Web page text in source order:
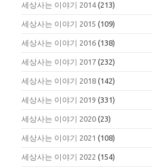
세상사는 이야기 2014 (213)
세상사는 이야기 2015 (109)
세상사는 이야기 2016 (138)
세상사는 이야기 2017 (232)
세상사는 이야기 2018 (142)
세상사는 이야기 2019 (331)
세상사는 이야기 2020 (23)
세상사는 이야기 2021 (108)
세상사는 이야기 2022 (154)